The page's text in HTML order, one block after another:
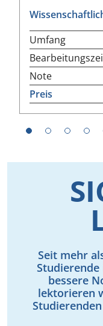
Umfang
Note
Preis
1 2 3 4
Seit mehr
bessere
lektorieren